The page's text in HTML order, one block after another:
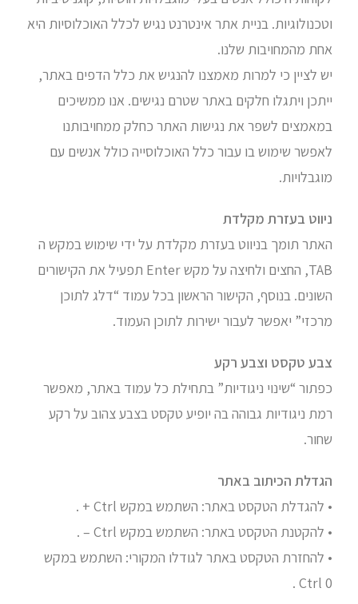
וטכנולוגיות. בניית אתר אינטרנט נגיש לכלל האוכלוסיות היא
אחת מהמחויבות שלנו.
יש לציין כי למרות מאמצנו להנגיש את כלל הדפים באתר,
ייתכן ויתגלו חלקים באתר שטרם נגישים. אנו ממשיכים
במאמצים לשפר את נגישות האתר כחלק ממחויבותנו
לאפשר שימוש בו עבור כלל האוכלוסייה כולל אנשים עם
מוגבלויות.
ניווט בעזרת מקלדת
האתר תומך בניווט בעזרת מקלדת על ידי שימוש במקש ה
TAB, החצים ולחיצה על מקש Enter תפעיל את הקישורים
השונים. בנוסף, הקישור הראשון בכל עמוד “דלג לתוכן
מרכזי” יאפשר לעבור ישירות לתוכן העמוד.
צבע טקסט וצבע רקע
כפתור “שינוי ניגודיות” בתחילת כל עמוד באתר, מאפשר
רמת ניגודיות גבוהה בה יופיע טקסט בצבע צהוב על רקע
שחור.
הגדלת הכיתוב באתר
• להגדלת הטקסט באתר: השתמש במקש Ctrl + .
• להקטנת הטקסט באתר: השתמש במקש Ctrl – .
• להחזרת הטקסט באתר לגודלו המקורי: השתמש במקש
Ctrl 0 .